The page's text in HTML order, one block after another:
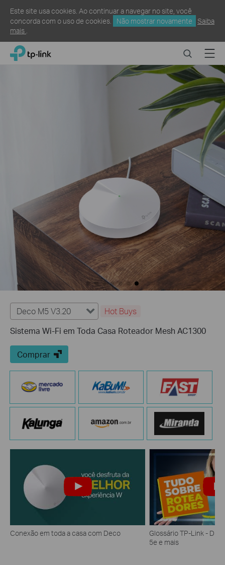
Este site usa cookies. Ao continuar a navegar no site, você
concorda com o uso de cookies.
Não mostrar novamente
Saiba
mais
ClickTP-Link, Reliably Smart SearchMenu
Deco M5 V3.20
Hot Buys
Sistema Wi-Fi em Toda Casa Roteador Mesh AC1300
Comprar
Conexão em toda a casa com Deco
Glossário TP-Link -
5e e mais